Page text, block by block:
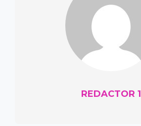
REDACTOR 1